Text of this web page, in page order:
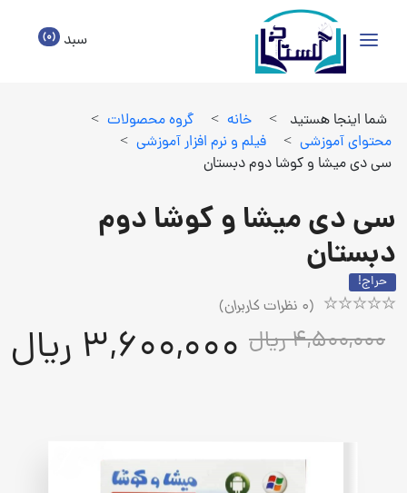
سبد (0)
شما اینجا هستید > خانه > گروه محصولات >
محتواي آموزشي > فيلم و نرم افزار آموزشي >
سی دی میشا و کوشا دوم دبستان
سی دی میشا و کوشا دوم
دبستان
حراج!
5.00
(
0 نظرات کاربران)
4,500,000 ریال 3,600,000 ریال